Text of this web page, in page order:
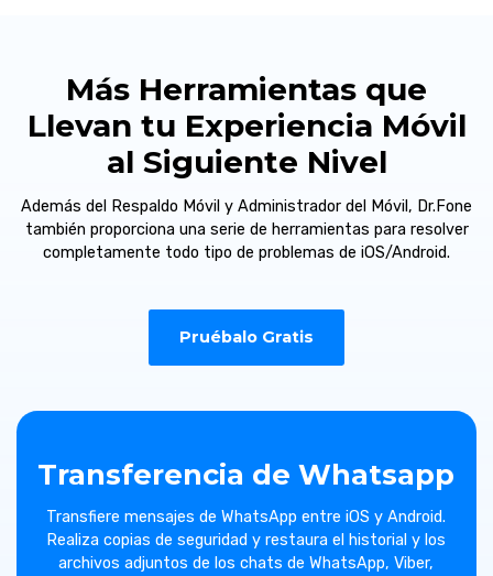
Más Herramientas que
Llevan tu Experiencia Móvil
al Siguiente Nivel
Además del Respaldo Móvil y Administrador del Móvil, Dr.Fone
también proporciona una serie de herramientas para resolver
completamente todo tipo de problemas de iOS/Android.
Pruébalo Gratis
Transferencia de Whatsapp
Transfiere mensajes de WhatsApp entre iOS y Android.
Realiza copias de seguridad y restaura el historial y los
archivos adjuntos de los chats de WhatsApp, Viber,